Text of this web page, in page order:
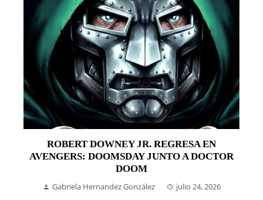
ROBERT DOWNEY JR. REGRESA EN
AVENGERS: DOOMSDAY JUNTO A DOCTOR
DOOM
Gabriela Hernandez González julio 24, 2026